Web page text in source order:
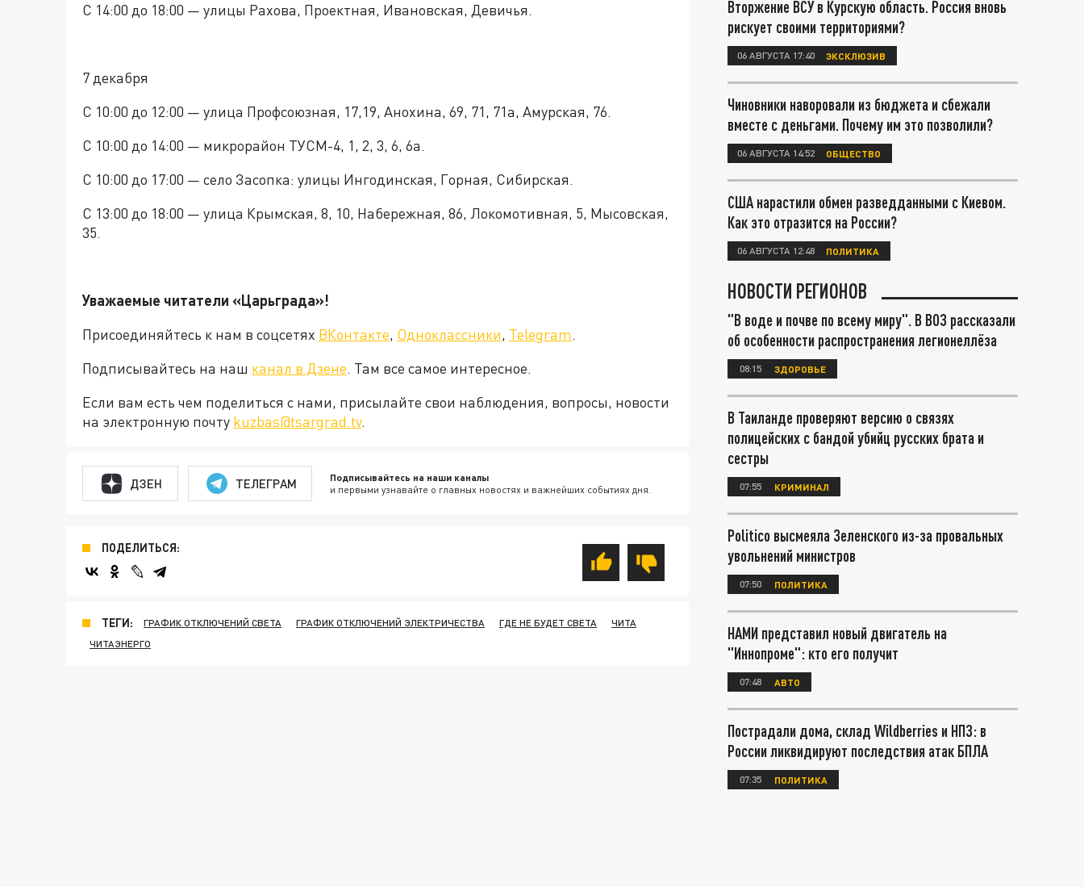
С 14:00 до 18:00 — улицы Рахова, Проектная, Ивановская, Девичья.
7 декабря
С 10:00 до 12:00 — улица Профсоюзная, 17,19, Анохина, 69, 71, 71а, Амурская, 76.
С 10:00 до 14:00 — микрорайон ТУСМ-4, 1, 2, 3, 6, 6а.
С 10:00 до 17:00 — село Засопка: улицы Ингодинская, Горная, Сибирская.
С 13:00 до 18:00 — улица Крымская, 8, 10, Набережная, 86, Локомотивная, 5, Мысовская,
35.
Уважаемые читатели «Царьграда»!
Присоединяйтесь к нам в соцсетях ВКонтакте, Одноклассники, Telegram.
Подписывайтесь на наш канал в Дзене. Там все самое интересное.
Если вам есть чем поделиться с нами, присылайте свои наблюдения, вопросы, новости
на электронную почту kuzbas@tsargrad.tv.
ДЗЕН ТЕЛЕГРАМ Подписывайтесь на наши каналы
и первыми узнавайте о главных новостях и важнейших событиях дня.
ПОДЕЛИТЬСЯ:
ТЕГИ: ГРАФИК ОТКЛЮЧЕНИЙ СВЕТА ГРАФИК ОТКЛЮЧЕНИЙ ЭЛЕКТРИЧЕСТВА ГДЕ НЕ БУДЕТ СВЕТА
ЧИТА
ЧИТАЭНЕРГО
Вторжение ВСУ в Курскую область. Россия вновь
рискует своими территориями?
06 АВГУСТА 17:40 ЭКСКЛЮЗИВ
Чиновники наворовали из бюджета и сбежали
вместе с деньгами. Почему им это позволили?
06 АВГУСТА 14:52 ОБЩЕСТВО
США нарастили обмен разведданными с Киевом.
Как это отразится на России?
06 АВГУСТА 12:48 ПОЛИТИКА
НОВОСТИ РЕГИОНОВ
"В воде и почве по всему миру". В ВОЗ рассказали
об особенности распространения легионеллёза
08:15 ЗДОРОВЬЕ
В Таиланде проверяют версию о связях
полицейских с бандой убийц русских брата и
сестры
07:55 КРИМИНАЛ
Politico высмеяла Зеленского из-за провальных
увольнений министров
07:50 ПОЛИТИКА
НАМИ представил новый двигатель на
"Иннопроме": кто его получит
07:48 АВТО
Пострадали дома, склад Wildberries и НПЗ: в
России ликвидируют последствия атак БПЛА
07:35 ПОЛИТИКА